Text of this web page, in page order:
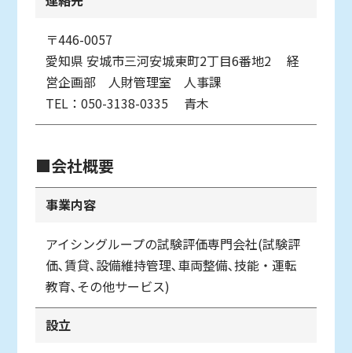
〒446-0057
愛知県 安城市三河安城東町2丁目6番地2
経
営企画部 人財管理室 人事課
TEL：050-3138-0335
青木
■会社概要
事業内容
アイシングループの試験評価専門会社(試験評
価､賃貸､設備維持管理､車両整備､技能・運転
教育､その他サービス)
設立